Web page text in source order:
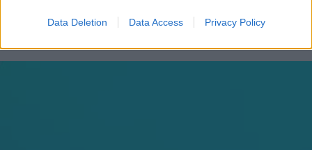
Data Deletion Data Access Privacy Policy